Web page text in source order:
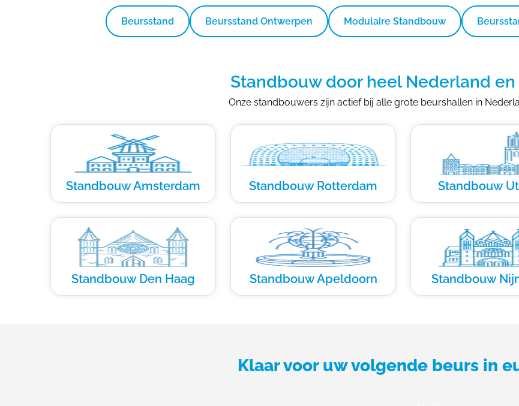
Beursstand Beursstand Ontwerpen Modulaire Standbouw
Standbouw door heel Nederland en
Onze standbouwers zijn actief bij alle grote beurshallen in
Standbouw Amsterdam Standbouw Rotterdam Standbouw
Standbouw Den Haag Standbouw Apeldoorn Standbouw
Klaar voor uw volgende beurs in